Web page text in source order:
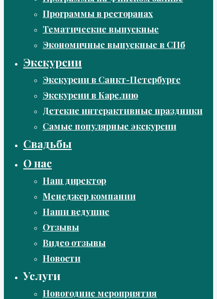
Программы в ресторанах
Тематические выпускные
Экономичные выпускные в СПб
Экскурсии
Экскурсии в Санкт-Петербурге
Экскурсии в Карелию
Детские интерактивные праздники
Самые популярные экскурсии
Свадьбы
О нас
Наш директор
Менеджер компании
Наши ведущие
Отзывы
Видео отзывы
Новости
Услуги
Новогодние мероприятия